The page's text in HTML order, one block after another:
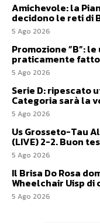
Amichevole: la
decidono le reti di
5 Ago 2026
Promozione ”B”:
praticamente fatto
5 Ago 2026
Serie D: ripescato
Categoria sarà la
5 Ago 2026
Us Grosseto-Tau
(LIVE) 2-2. Buon
5 Ago 2026
Il Brisa Do Rosa
Wheelchair Uisp di
5 Ago 2026